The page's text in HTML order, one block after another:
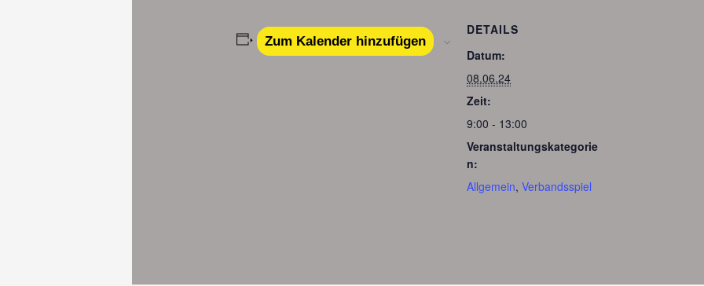
Zum Kalender hinzufügen
DETAILS
Datum:
08.06.24
Zeit:
9:00 - 13:00
Veranstaltungskategorie
n:
Allgemein,Verbandsspiel